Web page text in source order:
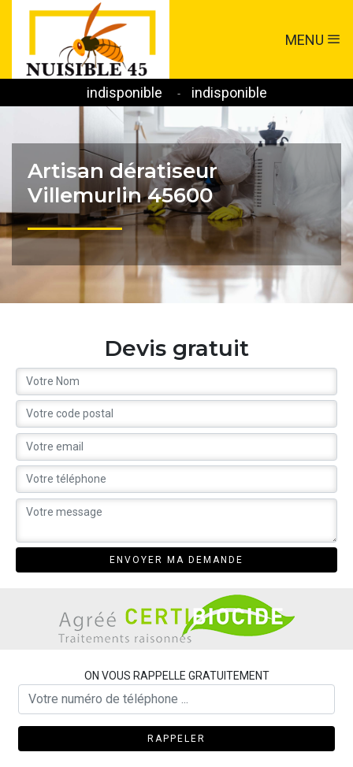
MENU
indisponible - indisponible
Artisan dératiseur
Villemurlin 45600
Devis gratuit
ON VOUS RAPPELLE GRATUITEMENT